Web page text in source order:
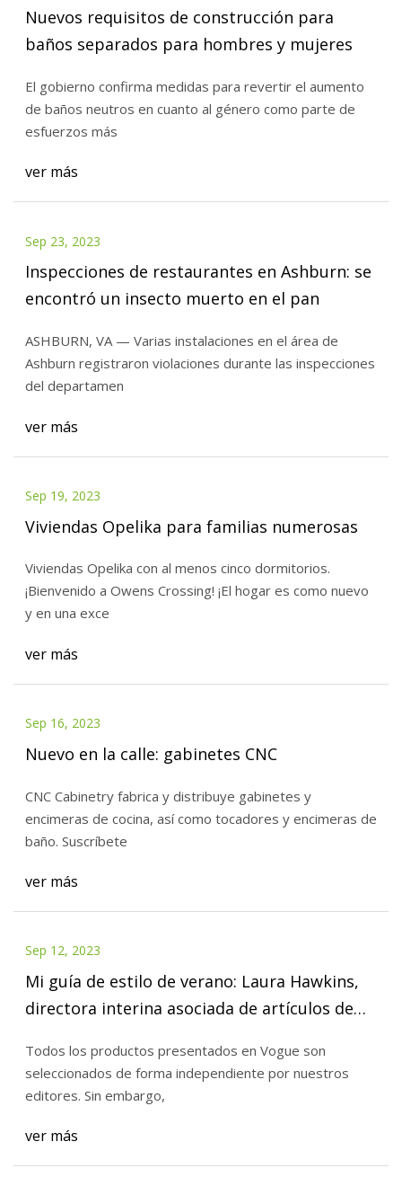
Nuevos requisitos de construcción para
baños separados para hombres y mujeres
El gobierno confirma medidas para revertir el aumento
de baños neutros en cuanto al género como parte de
esfuerzos más
ver más
Sep 23, 2023
Inspecciones de restaurantes en Ashburn: se
encontró un insecto muerto en el pan
ASHBURN, VA — Varias instalaciones en el área de
Ashburn registraron violaciones durante las inspecciones
del departamen
ver más
Sep 19, 2023
Viviendas Opelika para familias numerosas
Viviendas Opelika con al menos cinco dormitorios.
¡Bienvenido a Owens Crossing! ¡El hogar es como nuevo
y en una exce
ver más
Sep 16, 2023
Nuevo en la calle: gabinetes CNC
CNC Cabinetry fabrica y distribuye gabinetes y
encimeras de cocina, así como tocadores y encimeras de
baño. Suscríbete
ver más
Sep 12, 2023
Mi guía de estilo de verano: Laura Hawkins,
directora interina asociada de artículos de
Todos los productos presentados en Vogue son
seleccionados de forma independiente por nuestros
editores. Sin embargo,
ver más